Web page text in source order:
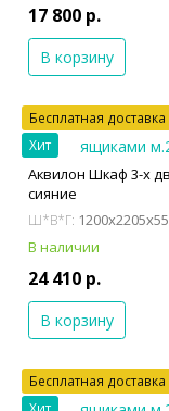
17 800 р.
В корзину
Хит
Бесплатная доставка
Аквилон Шкаф 3-х
сияние
Ш*В*Г:
В наличии
24 410 р.
В корзину
Бесплатная доставка